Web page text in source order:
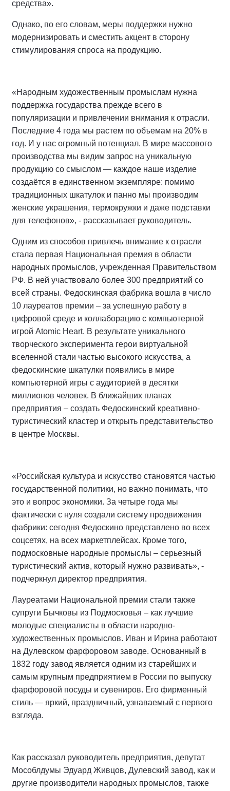
средства».
Однако, по его словам, меры поддержки нужно
модернизировать и сместить акцент в сторону
стимулирования спроса на продукцию.
«Народным художественным промыслам нужна
поддержка государства прежде всего в
популяризации и привлечении внимания к отрасли.
Последние 4 года мы растем по объемам на 20% в
год. И у нас огромный потенциал. В мире массового
производства мы видим запрос на уникальную
продукцию со смыслом — каждое наше изделие
создаётся в единственном экземпляре: помимо
традиционных шкатулок и панно мы производим
женские украшения, термокружки и даже подставки
для телефонов», - рассказывает руководитель.
Одним из способов привлечь внимание к отрасли
стала первая Национальная премия в области
народных промыслов, учрежденная Правительством
РФ. В ней участвовало более 300 предприятий со
всей страны. Федоскинская фабрика вошла в число
10 лауреатов премии – за успешную работу в
цифровой среде и коллаборацию с компьютерной
игрой Atomic Heart. В результате уникального
творческого эксперимента герои виртуальной
вселенной стали частью высокого искусства, а
федоскинские шкатулки появились в мире
компьютерной игры с аудиторией в десятки
миллионов человек. В ближайших планах
предприятия – создать Федоскинский креативно-
туристический кластер и открыть представительство
в центре Москвы.
«Российская культура и искусство становятся частью
государственной политики, но важно понимать, что
это и вопрос экономики. За четыре года мы
фактически с нуля создали систему продвижения
фабрики: сегодня Федоскино представлено во всех
соцсетях, на всех маркетплейсах. Кроме того,
подмосковные народные промыслы – серьезный
туристический актив, который нужно развивать», -
подчеркнул директор предприятия.
Лауреатами Национальной премии стали также
супруги Бычковы из Подмосковья – как лучшие
молодые специалисты в области народно-
художественных промыслов. Иван и Ирина работают
на Дулевском фарфоровом заводе. Основанный в
1832 году завод является одним из старейших и
самым крупным предприятием в России по выпуску
фарфоровой посуды и сувениров. Его фирменный
стиль — яркий, праздничный, узнаваемый с первого
взгляда.
Как рассказал руководитель предприятия, депутат
Мособлдумы Эдуард Живцов, Дулевский завод, как и
другие производители народных промыслов, также